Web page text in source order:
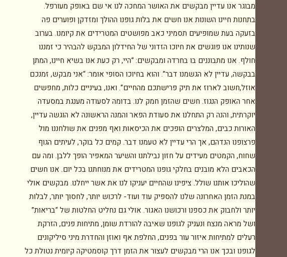
מבוגר אנו עדיין מבקשים את האושר המחכה לנו אי שם באופק מעורפל.
בתחנות חיינו השונות אנו חשים את בלות גופנו ההולך ומזדקן ופוערים פה
בזעקה בעת שמופיעים תסמיני כאב מפושטים המטרידים את קיומנו. בערוב
שנותינו אנו פוגשים את חיוכו הזדוני של החידלון המבקש להבהיר כי זמננו
חולף. אנו מתבוננים בו בחרדה ומבקשים: “היי, רק כעת אנו בשיא חיינו, המתן
בבקשה, עדיין לא הגשמנו דבר”. והוא בחיוכו הסופי אומר: “אני מבקש, זמנכם
אוזל,חשוב לארוז את תיק פרישתכם מהחיים”. ואנו, בעיניים כלות, מחפשים
אחר האופק הנגוז. חשים שהזמן חמק לנו. בדומה לסעודה מענגת במסעדה
יוקרתית, והנה רק התחלנו את סעודת הפאר והמנה הראשונה לא הוגשה עדיין,
האורות כבים, המלצרים הופכים את הכיסאות ואף מפנים את שולחננו מול
פרצופנו הנדהם, אך הרי עדיין לא טעמנו דבר. קמים כל בוקר, לעיתים הגוף
שחוח, הקמטים מעידים על חזון נבילתנו והשיער המאפיר הופך ללבן. ומה עם
הכאבים הלא מובנים בחלקי גופנו המטרידים את מנוחתנו בכל יום. אנו חשים
שהוליכו אותנו שולל. ציפינו שהחיים יעניקו לנו את אשר ייחלנו. מבקשים אולי
במנת הזמן האחרונה שלנו להספיק עוד ועוד- לרכוש יותר, לחסוך יותר, לבלות
יותר ולחבוק את כספנו ורכושנו האגור. אולי גם נחליט החלטות של “בריאות”
ושל מראה מנצח ונעניק לגופנו שאיבה להורדת שומן, מתיחות פנים, הזרקת
רעלים למתיחות איזור עור בפנים, החלפת אף ואוזן והחדרת מיני סיליקונים
לגופנו ובכך אנו הרי מבקשים לעצור את הזמן דרך קוסמטיקה קיומית נטולת כל